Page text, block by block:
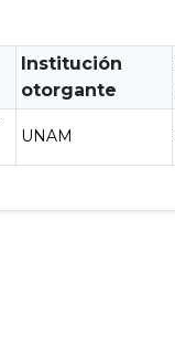
Institución
otorgante
UNAM